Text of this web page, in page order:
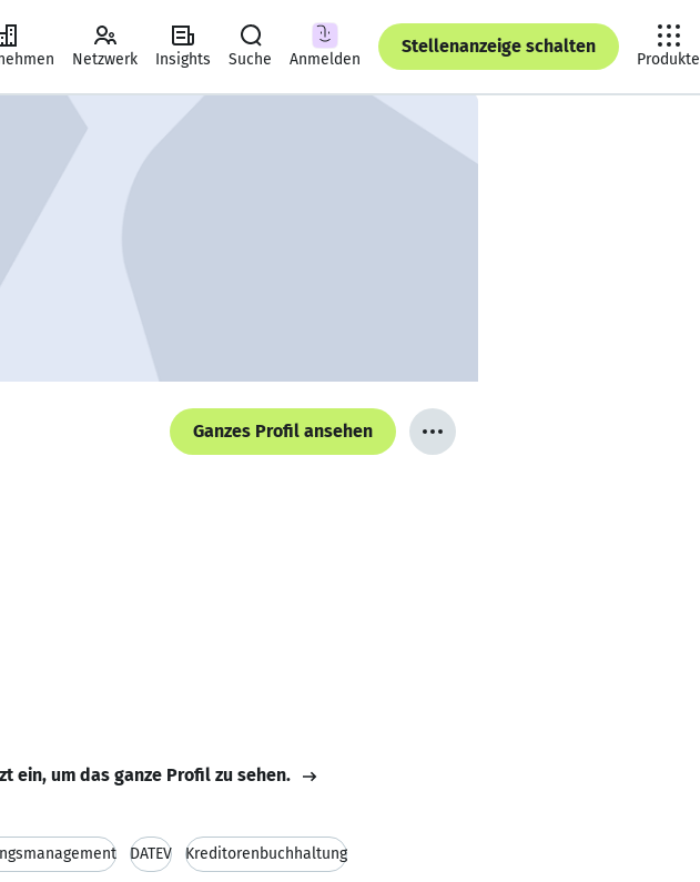
Netzwerk Insights Suche Anmelden
Stellenanzeige schalten
Produkte
Ganzes Profil ansehen
ein, um das ganze Profil zu sehen.
DATEV Kreditorenbuchhaltung